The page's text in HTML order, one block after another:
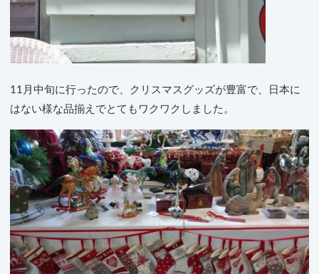
11月中旬に行ったので、クリスマスグッズが豊富で、日本に
はない様な品揃えでとてもワクワクしました。